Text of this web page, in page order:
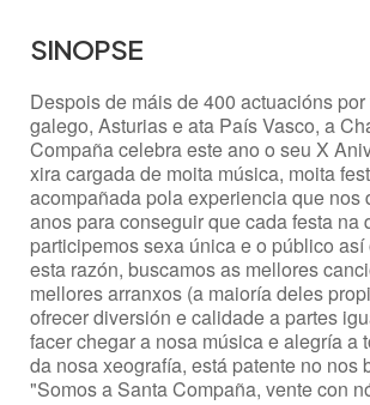
SINOPSE
Despois de máis de 400 actuacións
galego, Asturias e ata País Vasco, a
Compaña celebra este ano o seu X
xira cargada de moita música, moita
acompañada pola experiencia que nos
anos para conseguir que cada festa na
participemos sexa única e o público
esta razón, buscamos as mellores
mellores arranxos (a maioría deles
ofrecer diversión e calidade a partes
facer chegar a nosa música e alegría a
da nosa xeografía, está patente no nos
"Somos a Santa Compaña, vente con